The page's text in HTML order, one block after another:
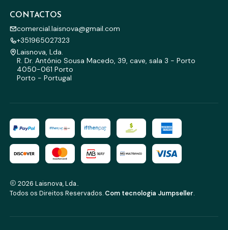
CONTACTOS
comercial.laisnova@gmail.com
+351965027323
Laisnova, Lda.
R. Dr. António Sousa Macedo, 39, cave, sala 3 - Porto
4050-061 Porto
Porto - Portugal
2026 Laisnova, Lda..
Todos os Direitos Reservados. Com tecnologia Jumpseller.